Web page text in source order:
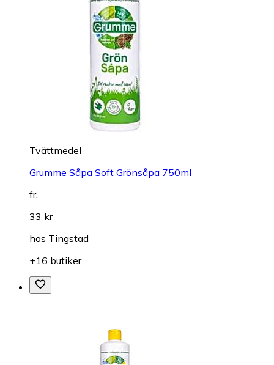
Tvättmedel
Grumme Såpa Soft Grönsåpa 750ml
fr.
33 kr
hos Tingstad
+16 butiker